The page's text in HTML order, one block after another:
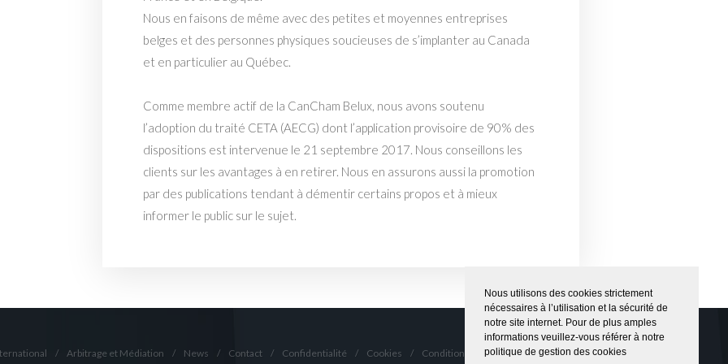
Nous utilisons des cookies strictement
nécessaires à l’utilisation et la sécurité de
notre site internet. Pour de plus amples
informations veuillez-vous référer à notre
politique de gestion des cookies
Nous en faisons de même avec des petites et moyennes entreprises
belges et des personnes physiques soucieuses de s’implanter au Canada
et en particulier au Québec.
Comme membre actif de la CanCham Belux, nous avons soutenu
l’adoption du traité CETA (AECG) dont l’application provisoire de 90% des
dispositions est intervenue le 21 septembre 2017. Nous conseillons les
clients sur les avantages à en retirer. Nous en assurons aussi la promotion
par des publications tendant à démentir certains propos et à mieux
informer le public sur le sujet.
/ Arbitrage et Médiation / News / Contact / Confidentialité / Cookies / Conditions Générales